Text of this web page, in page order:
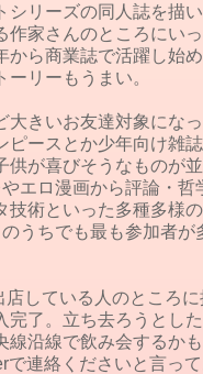
シリーズの同人誌を描
作家さんのところにい
から商業誌で活躍し始
リーもうまい。
大きいお友達対象にな
ピースとか少年向け雑
供が喜びそうなものが
エロ漫画から評論・哲
技術といった多種多様
うちでも最も参加者が
している人のところ
完了。立ち去ろうとし
線沿線で飲み会するか
連絡くださいと言って